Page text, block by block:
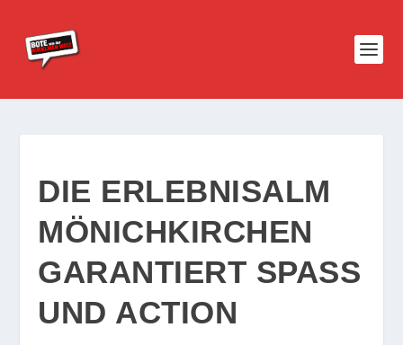
DIE ERLEBNISALM
MÖNICHKIRCHEN
GARANTIERT SPASS U
ND ACTION